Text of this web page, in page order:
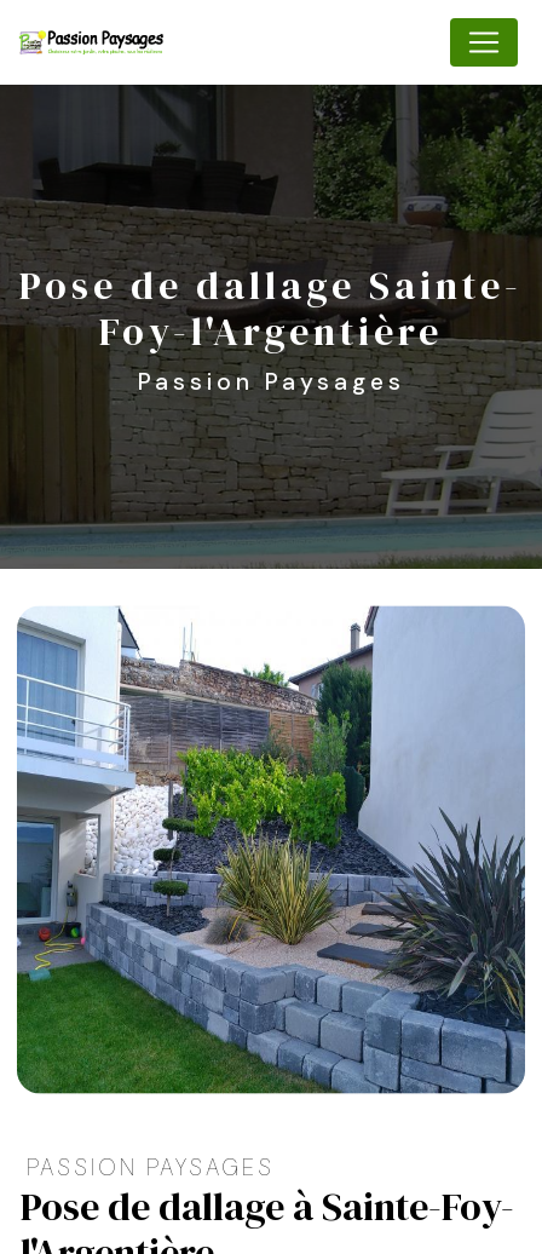
pose de dallage Sainte-
Foy-l'Argentière
Passion Paysages
PASSION PAYSAGES
pose de dallage à Sainte-Foy-